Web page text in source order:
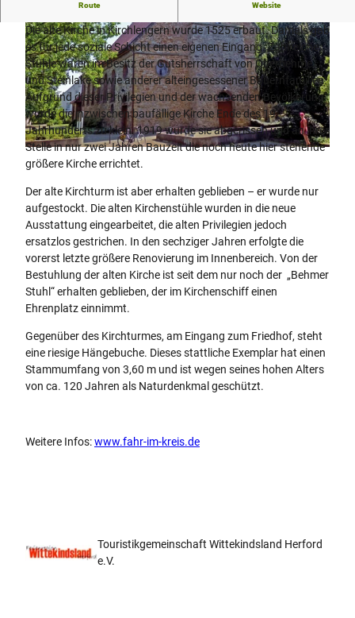
© Biologische Station Ravensberg im Kreis Herford e.V. | CC-BY-SA
Route Website
Die alte Kirche in Kirchlengern wurde 1525 erbaut. Damals gab
es für jede soziale Schicht einen eigenen Eingang. Zahlreiche
Stühle waren im Besitz der Gutsherrschaft von Oberbehme
und Steinlake sowie anderer alteingesessener Bauernfamilien.
Aufgrund dieser Privilegien und der wachsenden Bevölkerung
wurde die inzwischen baufällige Kirche Ende des 19.
Jahrhunderts zu klein. 1919 wurde sie abgerissen und an ihrer
Stelle in nur zwei Jahren Bauzeit die noch heute hier stehende
größere Kirche errichtet.
Der alte Kirchturm ist aber erhalten geblieben – er wurde nur
aufgestockt. Die alten Kirchenstühle wurden in die neue
Ausstattung eingearbeitet, die alten Privilegien jedoch
ersatzlos gestrichen. In den sechziger Jahren erfolgte die
vorerst letzte größere Renovierung im Innenbereich. Von der
Bestuhlung der alten Kirche ist seit dem nur noch der „Behmer
Stuhl“ erhalten geblieben, der im Kirchenschiff einen
Ehrenplatz einnimmt.
Gegenüber des Kirchturmes, am Eingang zum Friedhof, steht
eine riesige Hängebuche. Dieses stattliche Exemplar hat einen
Stammumfang von 3,60 m und ist wegen seines hohen Alters
von ca. 120 Jahren als Naturdenkmal geschützt.
Weitere Infos:www.fahr-im-kreis.de
Touristikgemeinschaft Wittekindsland Herford
e.V.